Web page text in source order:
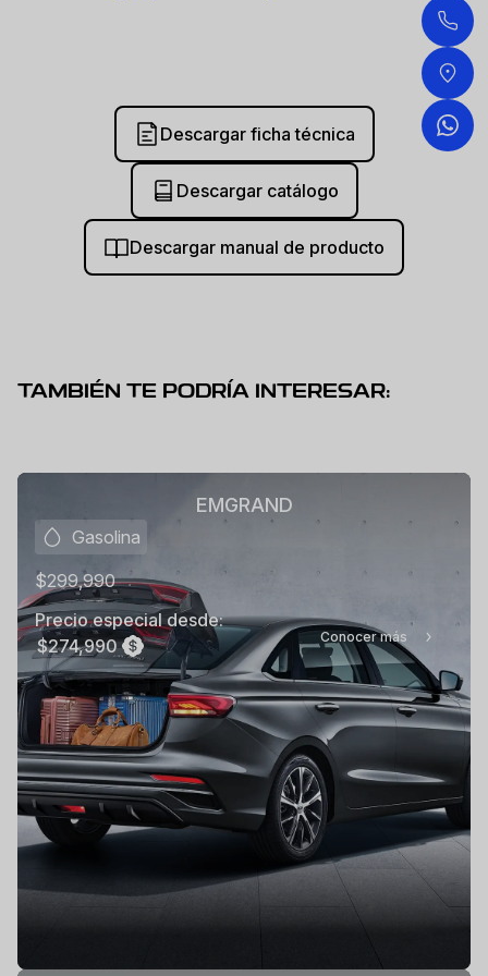
Descargar ficha técnica
Descargar catálogo
Descargar manual de producto
TAMBIÉN TE PODRÍA INTERESAR:
EMGRAND
Gasolina
$299,990
Precio especial desde:
$274,990
Conocer más